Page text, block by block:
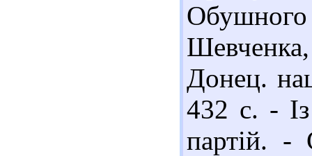
Донец.
432 с. - Із
партій.